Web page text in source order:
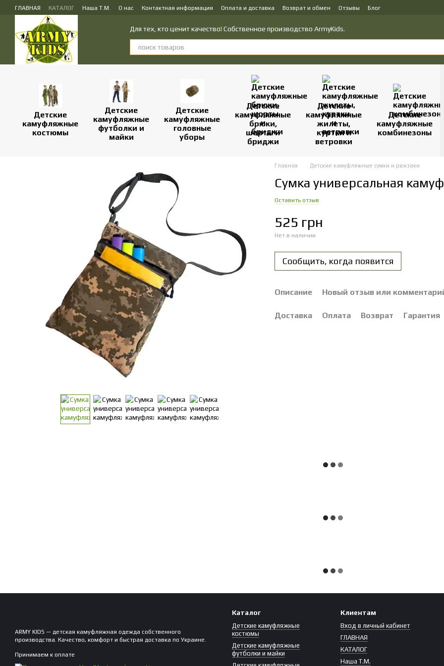
Перейти к основному контенту
ГЛАВНАЯ КАТАЛОГ Наша Т.М. О нас Контактная информация Оплата и доставка Возврат и обмен Отзывы
Блог
ПУБЛИЧЕСКИЙ ДОГОВОР (ОФЕРТА) на заказ, куплю-продажу и доставку товаров
Для тех, кто ценит качество! Собственное производство ArmyKids.
Детские
камуфляжные
костюмы
Детские
камуфляжные
футболки и
майки
Детские
камуфляжные
головные
уборы
Детские
камуфляжные
брюки,
шорты и
бриджи
Детские
камуфляжные
жилеты,
куртки и
ветровки
Детские
камуфляжные
комбинезоны
Главная Детские камуфляжные сумки и рюкзаки
Сумка универсальная
Оставить отзыв
525 грн
Нет в наличии
Сообщить, когда появится
Описание Новый отзыв или
Доставка Оплата Возврат Гарантия
ARMY KIDS — детская камуфляжная одежда собственного
производства. Качество, комфорт и быстрая доставка по Украине.
Принимаем к оплате
Каталог
Детские камуфляжные
костюмы
Детские камуфляжные
футболки и майки
Клиентам
Вход в личный кабинет
ГЛАВНАЯ
КАТАЛОГ
Наша Т.М.